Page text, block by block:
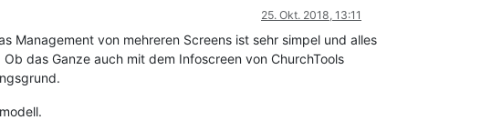
25. Okt. 2018, 13:11
Management von mehreren Screens ist sehr simpel und alles
das Ganze auch mit dem Infoscreen von ChurchTools